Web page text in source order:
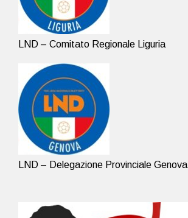
LND – Comitato Regionale Liguria
LND – Delegazione Provinciale Genova